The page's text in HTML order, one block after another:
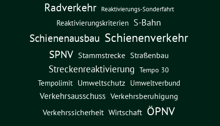
Radverkehr Reaktivierungs-Sonderfahrt
Reaktivierungskriterien S-Bahn
Schienenausbau Schienenverkehr
SPNV Stammstrecke Straßenbau
Streckenreaktivierung Tempo 30
Tempolimit Umweltschutz Umweltverbund
Verkehrsausschuss Verkehrsberuhigung
Verkehrssicherheit Wirtschaft ÖPNV